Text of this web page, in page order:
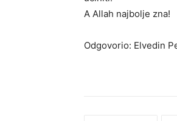
A Allah najbolje zna!
Odgovorio: Elvedin